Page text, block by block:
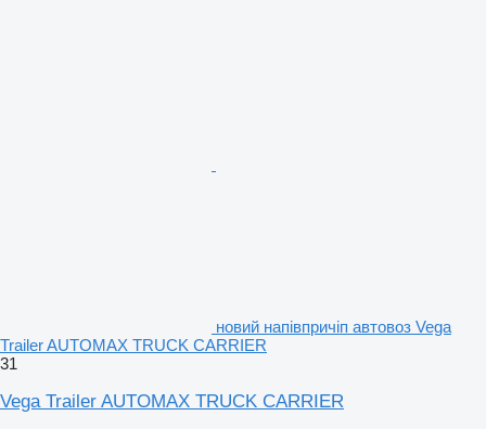
новий напівпричіп автовоз Vega
Trailer AUTOMAX TRUCK CARRIER
31
Vega Trailer AUTOMAX TRUCK CARRIER